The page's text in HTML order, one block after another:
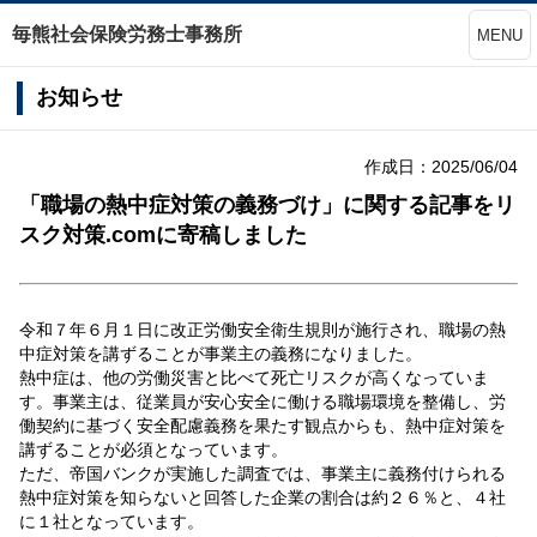
毎熊社会保険労務士事務所 MENU
お知らせ
作成日：2025/06/04
「職場の熱中症対策の義務づけ」に関する記事をリ
スク対策.comに寄稿しました
令和７年６月１日に改正労働安全衛生規則が施行され、職場の熱
中症対策を講ずることが事業主の義務になりました。
熱中症は、他の労働災害と比べて死亡リスクが高くなっていま
す。事業主は、従業員が安心安全に働ける職場環境を整備し、労
働契約に基づく安全配慮義務を果たす観点からも、熱中症対策を
講ずることが必須となっています。
ただ、帝国バンクが実施した調査では、事業主に義務付けられる
熱中症対策を知らないと回答した企業の割合は約２６％と、４社
に１社となっています。